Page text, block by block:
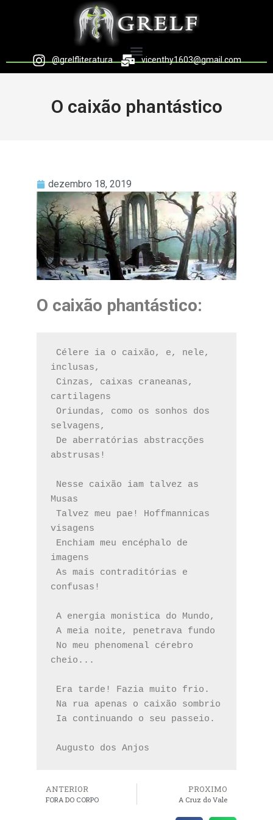
@grelfliteratura vicenthy1603@gmail.com
O caixão phantástico
dezembro 18, 2019
O caixão phantástico:
inclusas,
cartilagens
selvagens,
abstrusas!
Musas
visagens
imagens
confusas!
A energia monistica do Mundo,
A meia noite, penetrava fundo
cheio...
Era tarde! Fazia muito frio.
Na rua apenas o caixão sombrio
Ia continuando o seu passeio.
Augusto dos Anjos
ANTERIOR
FORA DO CORPO
PROXIMO
A Cruz do Vale